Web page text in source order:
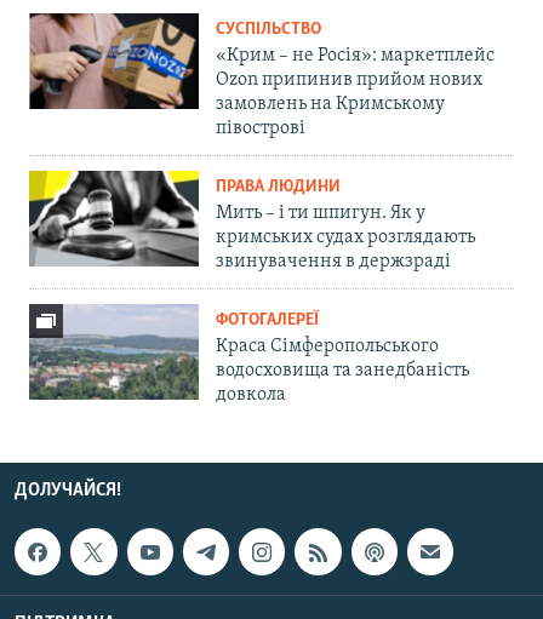
СУСПІЛЬСТВО
«Крим – не Росія»: маркетплейс
Ozon припинив прийом нових
замовлень на Кримському
півострові
ПРАВА ЛЮДИНИ
Мить – і ти шпигун. Як у
кримських судах розглядають
звинувачення в держзраді
ФОТОГАЛЕРЕЇ
Краса Сімферопольського
водосховища та занедбаність
довкола
ДОЛУЧАЙСЯ!